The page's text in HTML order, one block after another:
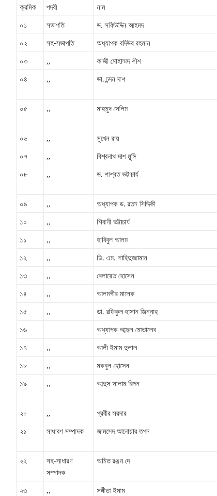
ক্রমিক পদবী
নাম
০১
সভাপতি
ড. সফিউদ্দিন আহমদ
০২
সহ-সভাপতি
অধ্যাপক বদিউর রহমান
০৩
,,
কাজী মোহাম্মদ শীশ
০৪
,, ডা. চন্দন দাশ
০৫ ,, মাহমুদ সেলিম
০৬ ,,
সুখেন রায়
০৭
,,
বিশ্বনাথ দাশ মুন্সি
০৮
,, ড. শাশ্বত ভট্টাচার্য
০৯ ,,
অধ্যাপক ড. রতন সিদ্দিকী
১০
,,
শিবানী ভট্টাচার্য
১১
,,
হাবিবুল আলম
১২
,,
ডি. এম. শাহিদুজ্জামান
১৩
,,
বেলায়েত হোসেন
১৪
,,
আলমগীর মালেক
১৫
,,
ডা. রফিকুল হাসান জিন্নাহ
১৬
অধ্যাপক আব্দুল মোতালেব
১৭
,,
আলী ইমাম দুলাল
১৮
,,
মকবুল হোসেন
১৯
,, আব্দুস সালাম রিপন
২০ ,,
প্রবীর সরদার
২১
সাধারণ সম্পাদক জামসেদ আনোয়ার তপন
২২
সহ-সাধারণ
সম্পাদক
অমিত রঞ্জন দে
২৩ ,,
সঙ্গীতা ইমাম